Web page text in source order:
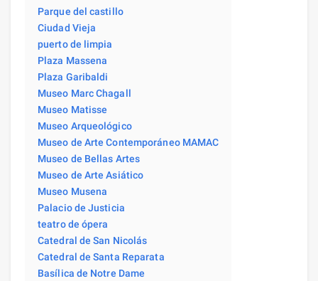
Parque del castillo
Ciudad Vieja
puerto de limpia
Plaza Massena
Plaza Garibaldi
Museo Marc Chagall
Museo Matisse
Museo Arqueológico
Museo de Arte Contemporáneo MAMAC
Museo de Bellas Artes
Museo de Arte Asiático
Museo Musena
Palacio de Justicia
teatro de ópera
Catedral de San Nicolás
Catedral de Santa Reparata
Basílica de Notre Dame